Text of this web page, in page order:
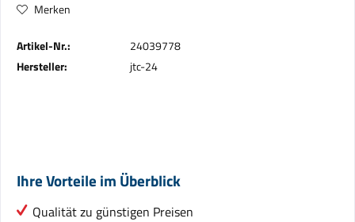
Merken
Artikel-Nr.:
24039778
Hersteller:
jtc-24
Ihre Vorteile im Überblick
Qualität zu günstigen Preisen